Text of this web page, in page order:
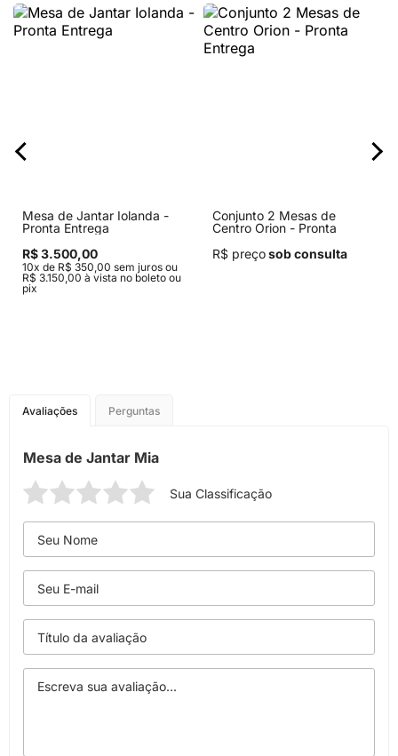
Mesa de Jantar Iolanda -
Pronta Entrega
R$ 3.500,00
10x de R$ 350,00 sem juros ou
R$ 3.150,00 à vista no boleto ou
pix
Conjunto 2 Mesas de
Centro Orion - Pronta
R$ preçosob consulta
Avaliações Perguntas
Mesa de Jantar Mia
Sua Classificação